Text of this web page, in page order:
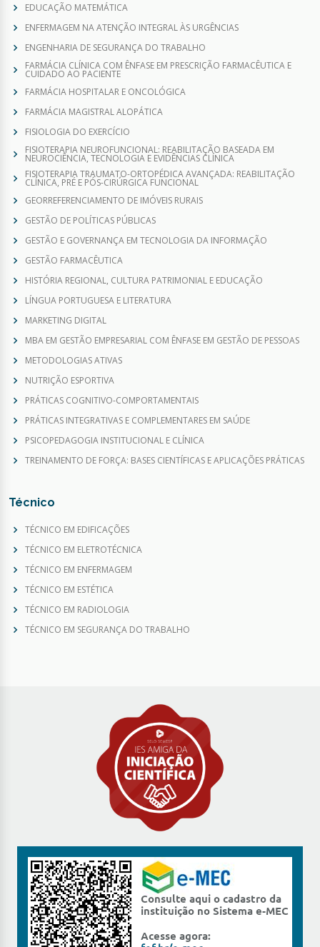
EDUCAÇÃO MATEMÁTICA
ENFERMAGEM NA ATENÇÃO INTEGRAL ÀS URGÊNCIAS
ENGENHARIA DE SEGURANÇA DO TRABALHO
FARMÁCIA CLÍNICA COM ÊNFASE EM PRESCRIÇÃO FARMACÊUTICA E
CUIDADO AO PACIENTE
FARMÁCIA HOSPITALAR E ONCOLÓGICA
FARMÁCIA MAGISTRAL ALOPÁTICA
FISIOLOGIA DO EXERCÍCIO
FISIOTERAPIA NEUROFUNCIONAL: REABILITAÇÃO BASEADA EM
NEUROCIÊNCIA, TECNOLOGIA E EVIDÊNCIAS CLÍNICA
FISIOTERAPIA TRAUMATO-ORTOPÉDICA AVANÇADA: REABILITAÇÃO
CLÍNICA, PRÉ E PÓS-CIRÚRGICA FUNCIONAL
GEORREFERENCIAMENTO DE IMÓVEIS RURAIS
GESTÃO DE POLÍTICAS PÚBLICAS
GESTÃO E GOVERNANÇA EM TECNOLOGIA DA INFORMAÇÃO
GESTÃO FARMACÊUTICA
HISTÓRIA REGIONAL, CULTURA PATRIMONIAL E EDUCAÇÃO
LÍNGUA PORTUGUESA E LITERATURA
MARKETING DIGITAL
MBA EM GESTÃO EMPRESARIAL COM ÊNFASE EM GESTÃO DE PESSOAS
METODOLOGIAS ATIVAS
NUTRIÇÃO ESPORTIVA
PRÁTICAS COGNITIVO-COMPORTAMENTAIS
PRÁTICAS INTEGRATIVAS E COMPLEMENTARES EM SAÚDE
PSICOPEDAGOGIA INSTITUCIONAL E CLÍNICA
TREINAMENTO DE FORÇA: BASES CIENTÍFICAS E APLICAÇÕES PRÁTICAS
Técnico
TÉCNICO EM EDIFICAÇÕES
TÉCNICO EM ELETROTÉCNICA
TÉCNICO EM ENFERMAGEM
TÉCNICO EM ESTÉTICA
TÉCNICO EM RADIOLOGIA
TÉCNICO EM SEGURANÇA DO TRABALHO